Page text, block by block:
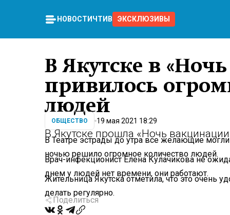
НОВОСТИ ЧТИВО ЭКСКЛЮЗИВЫ
В Якутске в
привилось
людей
ОБЩЕСТВО 19 мая 2021 18:29
В Якутске прошла «Ночь
В Театре эстрады до утра все желающие
ночью решило огромное количество людей.
Врач-инфекционист Елена Кулачикова не
днем у людей нет времени, они работают.
Жительница Якутска отметила, что это очень
делать регулярно.
Поделиться